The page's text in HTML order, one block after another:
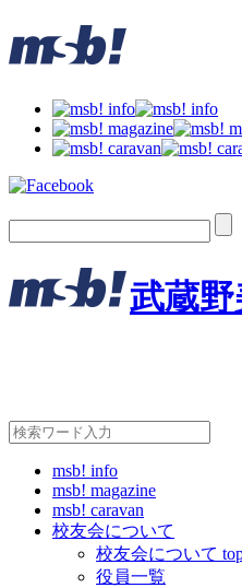
武蔵
msb! info
msb! magazine
msb! caravan
校友会について
校友会について
役員一覧